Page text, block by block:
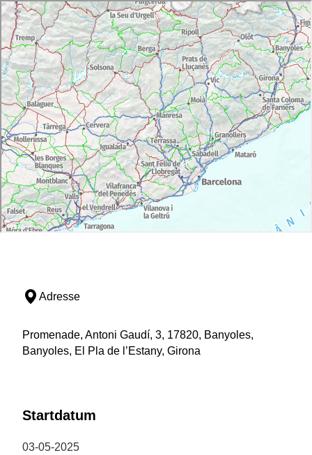
Adresse
Promenade, Antoni Gaudí, 3, 17820, Banyoles,
Banyoles, El Pla de l’Estany, Girona
Startdatum
03-05-2025